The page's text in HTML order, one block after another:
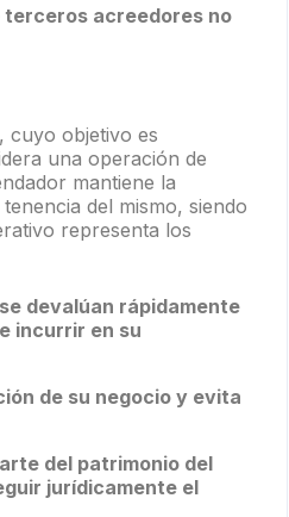
terceros acreedores no
cuyo objetivo es
una operación de
mantiene la
del mismo, siendo
representa los
devalúan rápidamente
incurrir en su
de su negocio y evita
del patrimonio del
jurídicamente el